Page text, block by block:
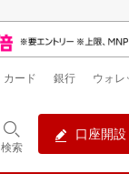
検索
口座開設
カード 銀行 ウォレ